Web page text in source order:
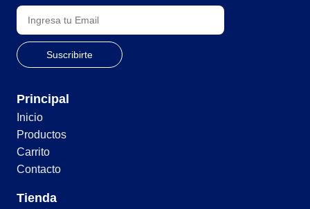
Principal
Inicio
Productos
Carrito
Contacto
Tienda